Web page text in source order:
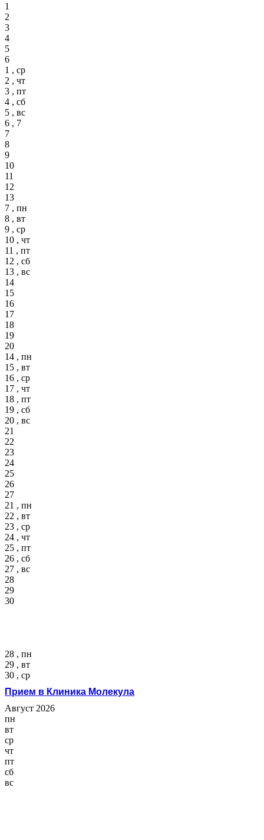
1
2
3
4
5
6
1 , ср
2 , чт
3 , пт
4 , сб
5 , вс
6 , 7
7
8
9
10
11
12
13
7 , пн
8 , вт
9 , ср
10 , чт
11 , пт
12 , сб
13 , вс
14
15
16
17
18
19
20
14 , пн
15 , вт
16 , ср
17 , чт
18 , пт
19 , сб
20 , вс
21
22
23
24
25
26
27
21 , пн
22 , вт
23 , ср
24 , чт
25 , пт
26 , сб
27 , вс
28
29
30
28 , пн
29 , вт
30 , ср
Прием в Клиника Молекула
Август 2026
пн
вт
ср
чт
пт
сб
вс